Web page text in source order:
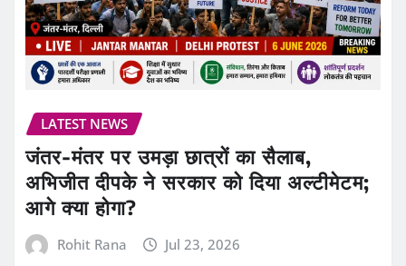
LATEST NEWS
जंतर-मंतर पर उमड़ा छात्रों का सैलाब,
अभिजीत दीपके ने सरकार को दिया अल्टीमेटम;
आगे क्या होगा?
Rohit Rana Jul 23, 2026